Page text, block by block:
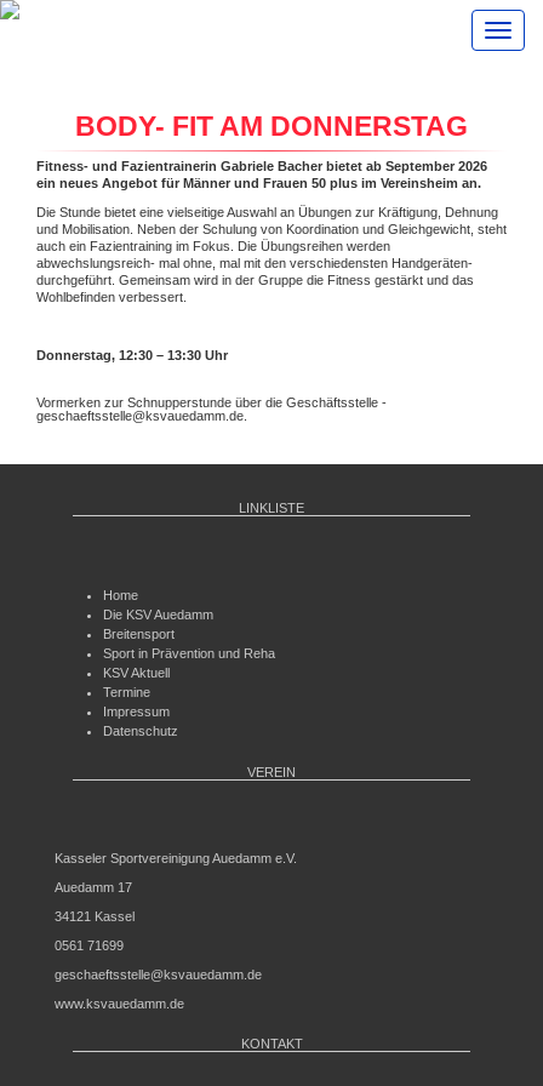
BODY- FIT AM DONNERSTAG
Fitness- und Fazientrainerin Gabriele Bacher bietet ab September 2026
ein neues Angebot für Männer und Frauen 50 plus im Vereinsheim an.
Die Stunde bietet eine vielseitige Auswahl an Übungen zur Kräftigung, Dehnung
und Mobilisation. Neben der Schulung von Koordination und Gleichgewicht, steht
auch ein Fazientraining im Fokus. Die Übungsreihen werden
abwechslungsreich- mal ohne, mal mit den verschiedensten Handgeräten-
durchgeführt. Gemeinsam wird in der Gruppe die Fitness gestärkt und das
Wohlbefinden verbessert.
Donnerstag, 12:30 – 13:30 Uhr
Vormerken zur Schnupperstunde über die Geschäftsstelle -
geschaeftsstelle@ksvauedamm.de.
LINKLISTE
Home
Die KSV Auedamm
Breitensport
Sport in Prävention und Reha
KSV Aktuell
Termine
Impressum
Datenschutz
VEREIN
Kasseler Sportvereinigung Auedamm e.V.
Auedamm 17
34121 Kassel
0561 71699
geschaeftsstelle@ksvauedamm.de
www.ksvauedamm.de
KONTAKT